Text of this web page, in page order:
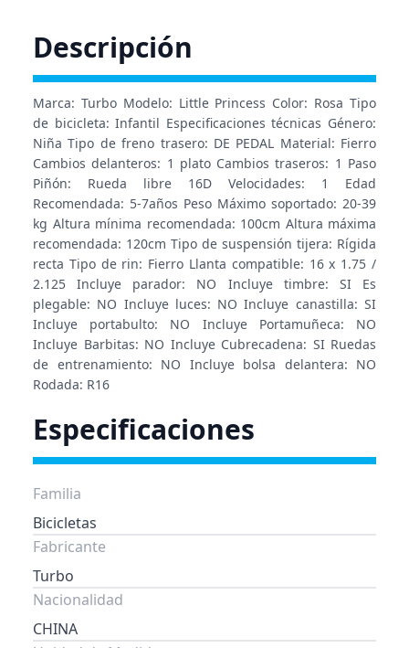
Descripción
Marca: Turbo Modelo: Little Princess Color: Rosa Tipo
de bicicleta: Infantil Especificaciones técnicas Género:
Niña Tipo de freno trasero: DE PEDAL Material: Fierro
Cambios delanteros: 1 plato Cambios traseros: 1 Paso
Piñón: Rueda libre 16D Velocidades: 1 Edad
Recomendada: 5-7años Peso Máximo soportado: 20-39
kg Altura mínima recomendada: 100cm Altura máxima
recomendada: 120cm Tipo de suspensión tijera: Rígida
recta Tipo de rin: Fierro Llanta compatible: 16 x 1.75 /
2.125 Incluye parador: NO Incluye timbre: SI Es
plegable: NO Incluye luces: NO Incluye canastilla: SI
Incluye portabulto: NO Incluye Portamuñeca: NO
Incluye Barbitas: NO Incluye Cubrecadena: SI Ruedas
de entrenamiento: NO Incluye bolsa delantera: NO
Rodada: R16
Especificaciones
Familia
Bicicletas
Fabricante
Turbo
Nacionalidad
CHINA